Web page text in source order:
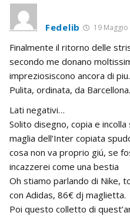
Fedelib 19
Finalmente il ritorno delle
secondo me donano
impreziosiscono ancora di piu.
Pulita, ordinata, da Barcellona.
Lati negativi…
Solito disegno, copia e incolla
maglia dell’Inter copiata
cosa non va proprio giú, se
incazzerei come una bestia
Oh stiamo parlando di Nike,
con Adidas, 86€ dj maglietta.
Poi questo colletto di